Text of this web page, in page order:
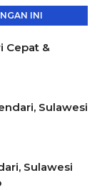
INI
Cepat &
Sulawesi
Sulawesi